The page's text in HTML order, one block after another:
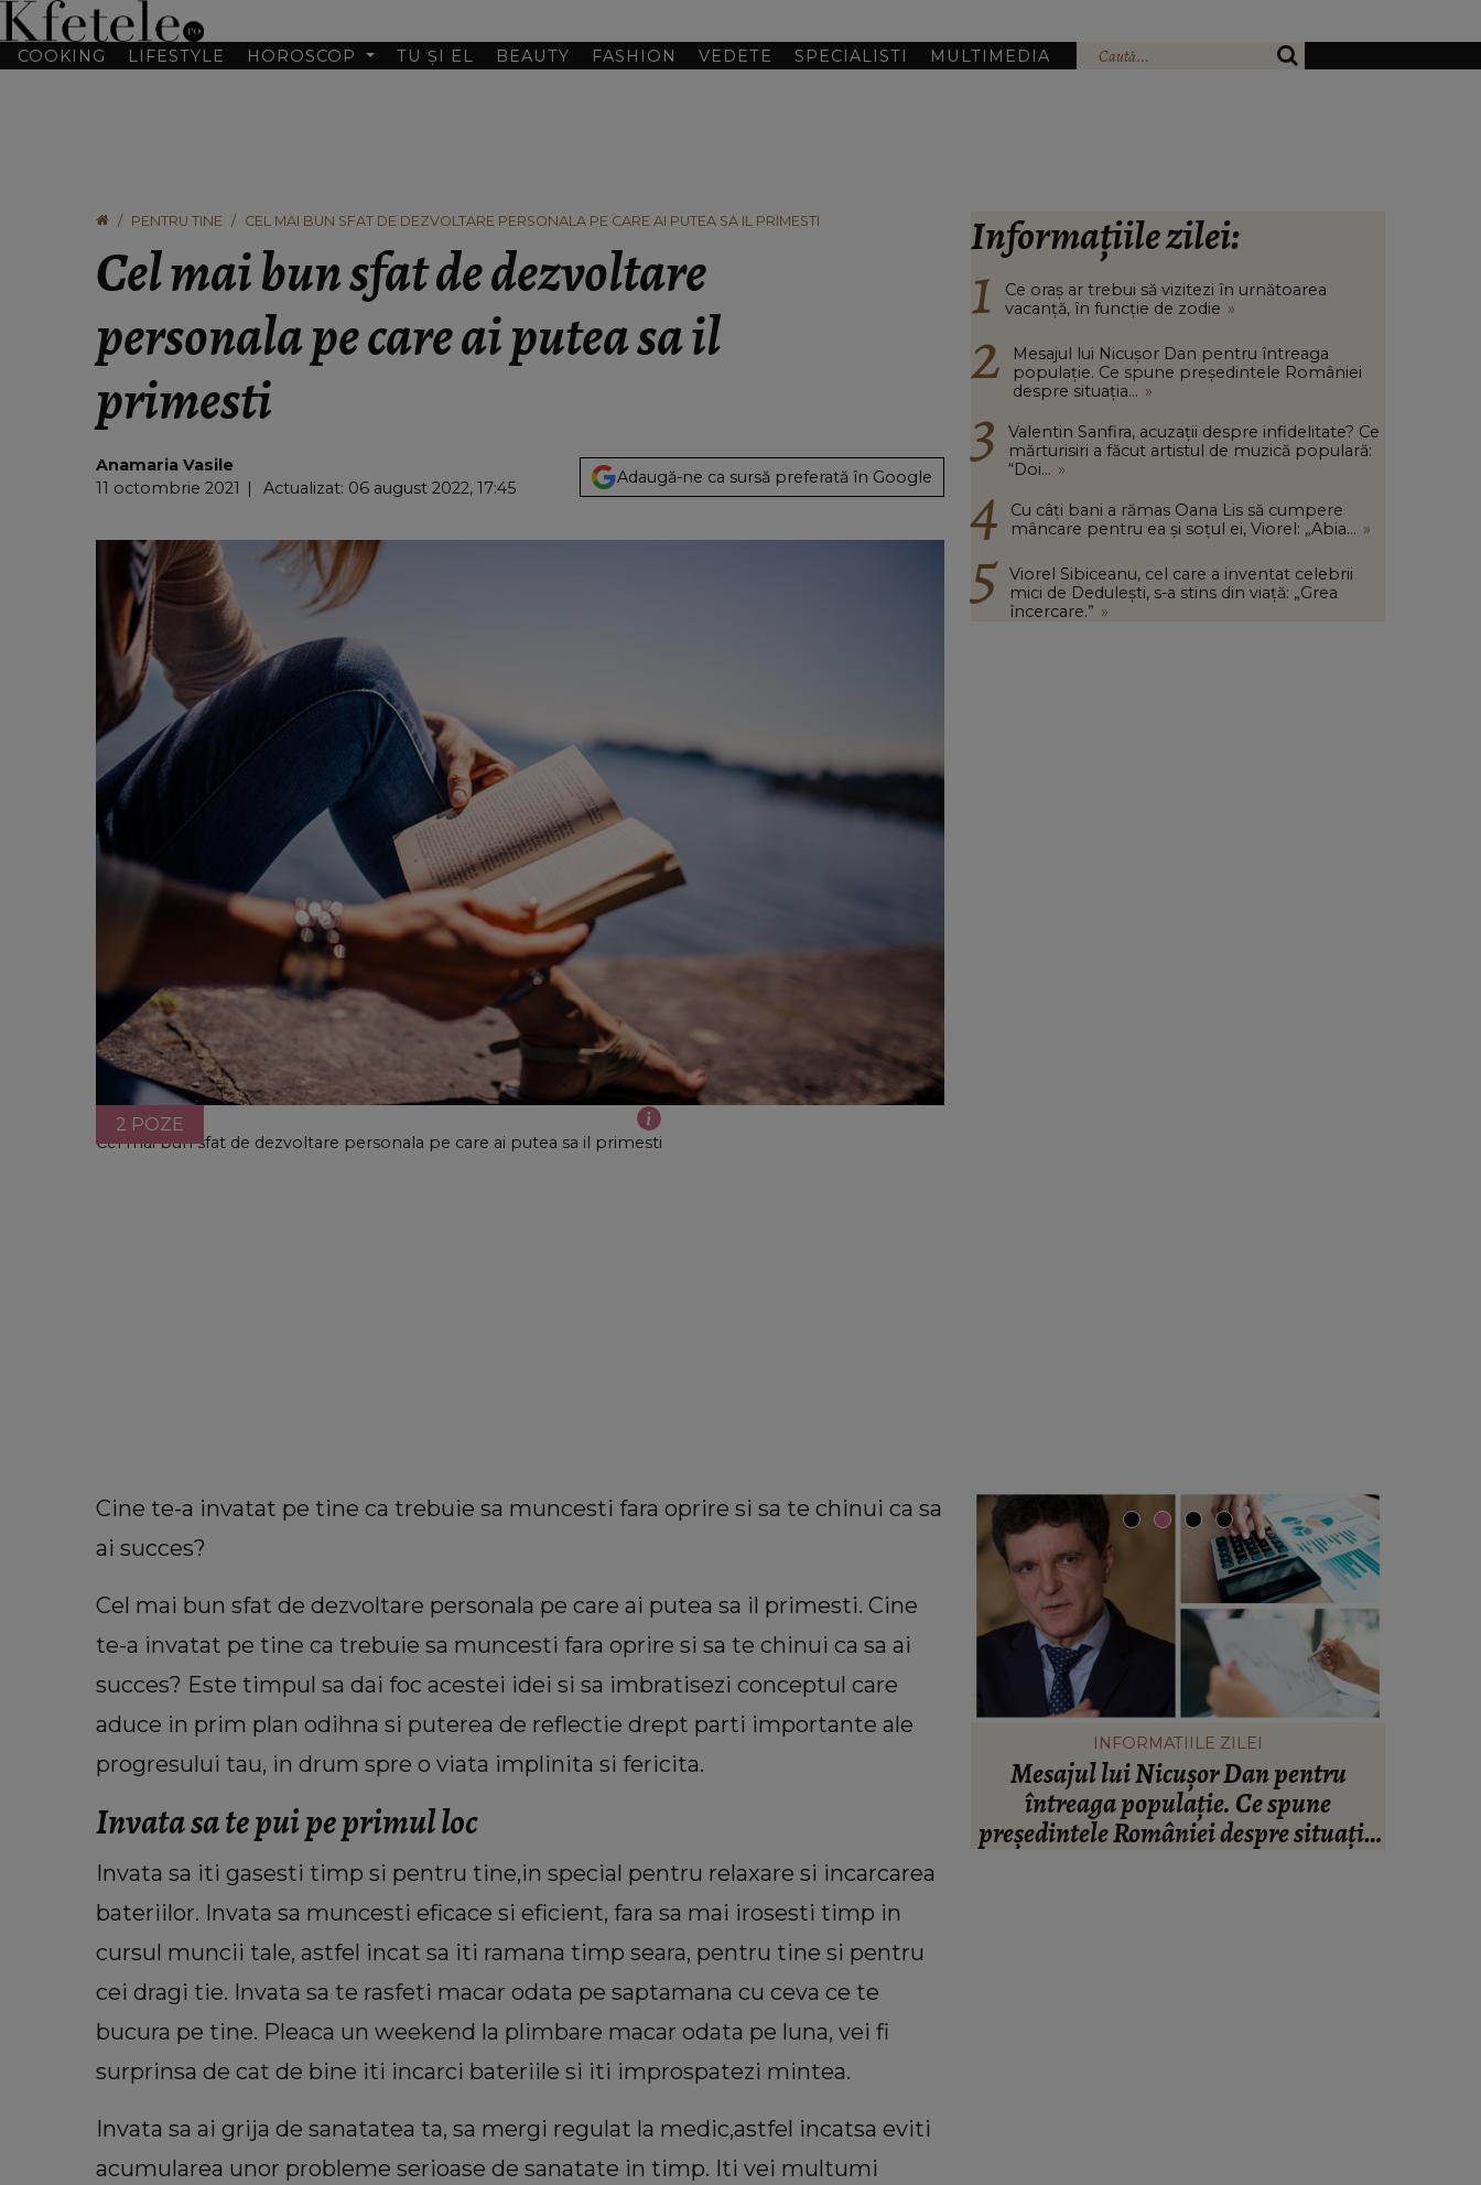
COOKING LIFESTYLE HOROSCOP TU ȘI EL BEAUTY FASHION VEDETE SPECIALISTI MULTIMEDIA
PENTRU TINE CEL MAI BUN SFAT DE DEZVOLTARE PERSONALA PE CARE AI PUTEA SA IL PRIMESTI
Cel mai bun sfat de dezvoltare
personala pe care ai putea sa il
primesti
Anamaria Vasile
11 octombrie 2021
Actualizat: 06 august 2022, 17:45
Adaugă-ne ca sursă preferată în Google
Cel mai bun sfat de dezvoltare personala pe care ai putea sa il primesti
2 POZE
Informațiile zilei:
Ce oraș ar trebui să vizitezi în urnătoarea
vacanță, în funcție de zodie »
Mesajul lui Nicușor Dan pentru întreaga
populație. Ce spune președintele României
despre situația... »
Valentin Sanfira, acuzații despre infidelitate? Ce
mărturisiri a făcut artistul de muzică populară:
“Doi... »
Cu câți bani a rămas Oana Lis să cumpere
mâncare pentru ea și soțul ei, Viorel: „Abia... »
Viorel Sibiceanu, cel care a inventat celebrii
mici de Dedulești, s-a stins din viață: „Grea
încercare.” »
Cine te-a invatat pe tine ca trebuie sa muncesti fara oprire si sa te chinui ca sa
ai succes?
Cel mai bun sfat de dezvoltare personala pe care ai putea sa il primesti. Cine
te-a invatat pe tine ca trebuie sa muncesti fara oprire si sa te chinui ca sa ai
succes? Este timpul sa dai foc acestei idei si sa imbratisezi conceptul care
aduce in prim plan odihna si puterea de reflectie drept parti importante ale
progresului tau, in drum spre o viata implinita si fericita.
Invata sa te pui pe primul loc
Invata sa iti gasesti timp si pentru tine,in special pentru relaxare si incarcarea
bateriilor. Invata sa muncesti eficace si eficient, fara sa mai irosesti timp in
cursul muncii tale, astfel incat sa iti ramana timp seara, pentru tine si pentru
cei dragi tie. Invata sa te rasfeti macar odata pe saptamana cu ceva ce te
bucura pe tine. Pleaca un weekend la plimbare macar odata pe luna, vei fi
surprinsa de cat de bine iti incarci bateriile si iti improspatezi mintea.
Invata sa ai grija de sanatatea ta, sa mergi regulat la medic,astfel incatsa eviti
acumularea unor probleme serioase de sanatate in timp. Iti vei multumi
Cu câți bani a rămas Oana Lis să
cumpere mâncare pentru ea și soțul ei,
Viorel: „Abia mâine luăm pensia.”
HOROSCOP
Ce oraș ar trebui să vizitezi în
INFORMATIILE ZILEI
Mesajul lui Nicușor Dan pentru
întreaga populație. Ce spune
președintele României despre situația